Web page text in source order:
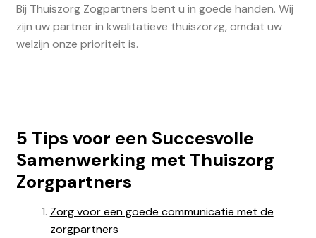
Bij Thuiszorg Zogpartners bent u in goede handen. Wij
zijn uw partner in kwalitatieve thuiszorzg, omdat uw
welzijn onze prioriteit is.
5 Tips voor een Succesvolle
Samenwerking met Thuiszorg
Zorgpartners
Zorg voor een goede communicatie met de
zorgpartners